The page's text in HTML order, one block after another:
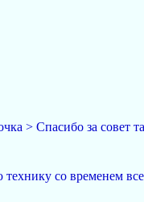
> Спасибо за совет
со временем